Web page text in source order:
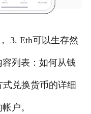
3. Eth可以生存然
列表：如何从钱
兑换货币的详细
户。